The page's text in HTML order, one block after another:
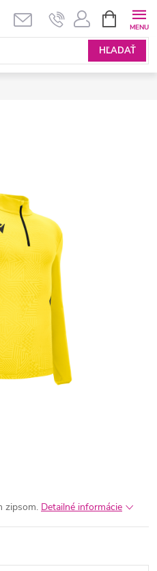
HĽADAŤ
KOŠÍK
zipsom. Detailné informácie